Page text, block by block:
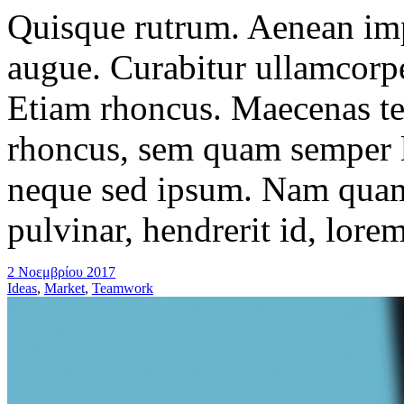
Quisque rutrum. Aenean
augue. Curabitur
Etiam rhoncus. Maecenas
rhoncus, sem quam
neque sed ipsum. Nam
pulvinar, hendrerit id,
2 Νοεμβρίου 2017
Ideas, Market, Teamwork